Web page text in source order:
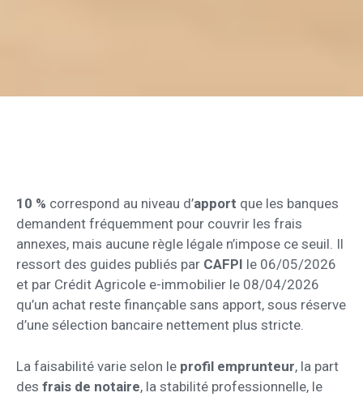
10 % correspond au niveau d’apport que les banques
demandent fréquemment pour couvrir les frais
annexes, mais aucune règle légale n’impose ce seuil. Il
ressort des guides publiés par CAFPI le 06/05/2026
et par Crédit Agricole e-immobilier le 08/04/2026
qu’un achat reste finançable sans apport, sous réserve
d’une sélection bancaire nettement plus stricte.
La faisabilité varie selon le profil emprunteur, la part
des frais de notaire, la stabilité professionnelle, le